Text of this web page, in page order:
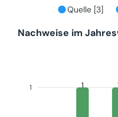
Quelle [3]
Nachweise im
1 1